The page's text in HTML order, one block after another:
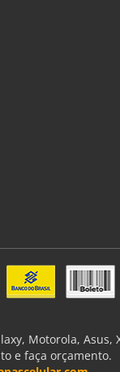
Motorola, Asus,
e faça orçamento.